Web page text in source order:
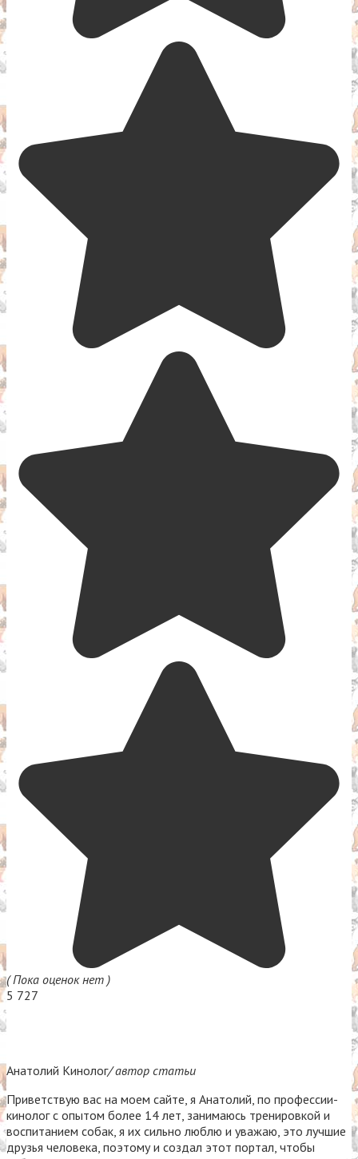
( Пока оценок нет )
5 727
Анатолий Кинолог/ автор статьи
Приветствую вас на моем сайте, я Анатолий, по профессии-
кинолог с опытом более 14 лет, занимаюсь тренировкой и
воспитанием собак, я их сильно люблю и уважаю, это лучшие
друзья человека, поэтому и создал этот портал, чтобы